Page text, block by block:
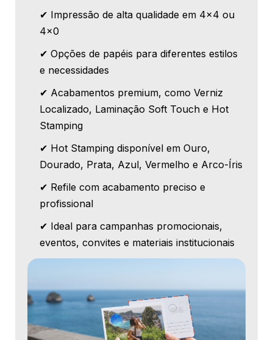
✔ Impressão de alta qualidade em 4x4 ou
4x0
✔ Opções de papéis para diferentes estilos
e necessidades
✔ Acabamentos premium, como Verniz
Localizado, Laminação Soft Touch e Hot
Stamping
✔ Hot Stamping disponível em Ouro,
Dourado, Prata, Azul, Vermelho e Arco-Íris
✔ Refile com acabamento preciso e
profissional
✔ Ideal para campanhas promocionais,
eventos, convites e materiais institucionais